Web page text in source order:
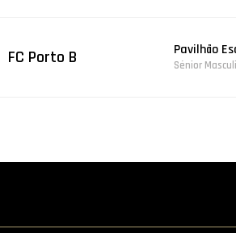
FC Porto B Pavilhão
Sénior